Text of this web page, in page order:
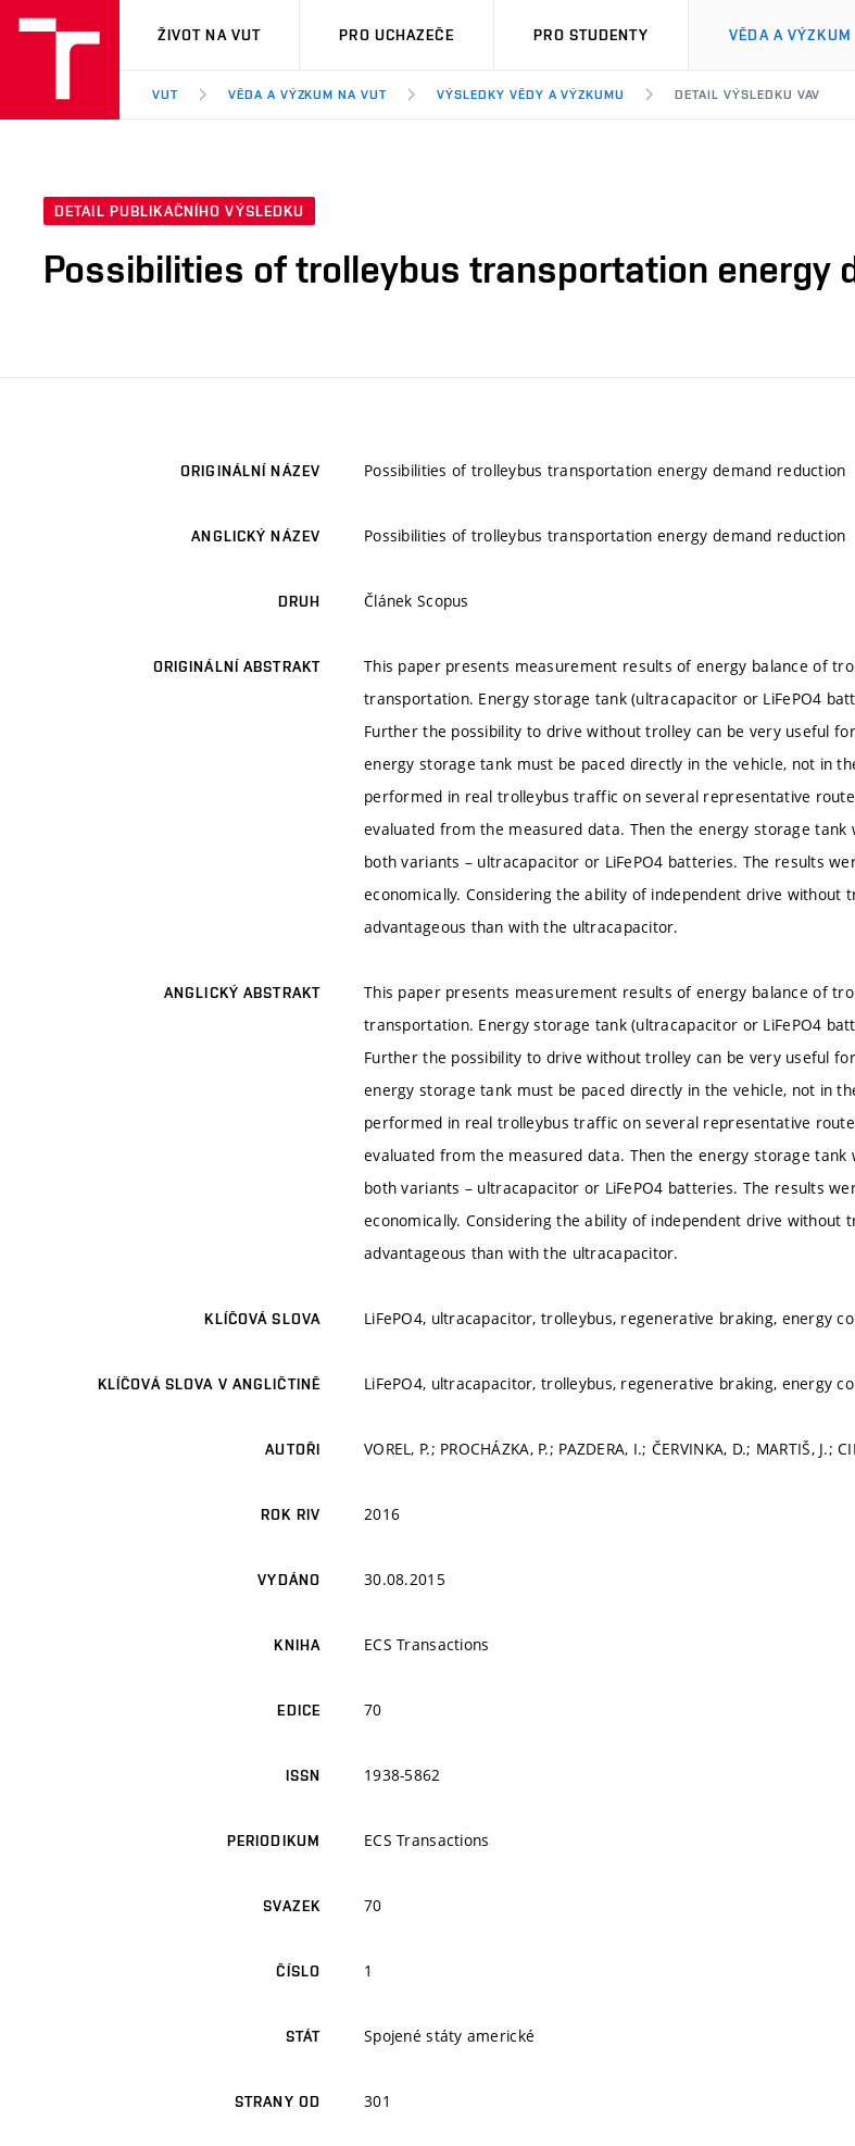
VUT
ŽIVOT NA VUT PRO UCHAZEČE PRO STUDENTY VĚDA A VÝZKUM
VUT VĚDA A VÝZKUM NA VUT VÝSLEDKY VĚDY A VÝZKUMU DETAIL VÝSLEDKU VAV
DETAIL PUBLIKAČNÍHO VÝSLEDKU
Possibilities of trolleybus transportation energy
ORIGINÁLNÍ NÁZEV Possibilities of trolleybus transportation energy demand reduction
ANGLICKÝ NÁZEV Possibilities of trolleybus transportation energy demand reduction
DRUH Článek Scopus
ORIGINÁLNÍ ABSTRAKT
This paper presents measurement results of energy balance of
transportation. Energy storage tank (ultracapacitor or LiFePO4
Further the possibility to drive without trolley can be very useful
energy storage tank must be paced directly in the vehicle, not in
performed in real trolleybus traffic on several representative
evaluated from the measured data. Then the energy storage tank
both variants – ultracapacitor or LiFePO4 batteries. The results
economically. Considering the ability of independent drive without
advantageous than with the ultracapacitor.
ANGLICKÝ ABSTRAKT
This paper presents measurement results of energy balance of
transportation. Energy storage tank (ultracapacitor or LiFePO4
Further the possibility to drive without trolley can be very useful
energy storage tank must be paced directly in the vehicle, not in
performed in real trolleybus traffic on several representative
evaluated from the measured data. Then the energy storage tank
both variants – ultracapacitor or LiFePO4 batteries. The results
economically. Considering the ability of independent drive without
advantageous than with the ultracapacitor.
KLÍČOVÁ SLOVA LiFePO4, ultracapacitor, trolleybus, regenerative braking, energy
KLÍČOVÁ SLOVA V ANGLIČTINĚ LiFePO4, ultracapacitor, trolleybus, regenerative braking, energy
AUTOŘI VOREL, P.; PROCHÁZKA, P.; PAZDERA, I.; ČERVINKA, D.; MARTIŠ, J.;
ROK RIV 2016
VYDÁNO 30.08.2015
KNIHA ECS Transactions
EDICE 70
ISSN 1938-5862
PERIODIKUM ECS Transactions
SVAZEK 70
ČÍSLO 1
STÁT Spojené státy americké
STRANY OD 301